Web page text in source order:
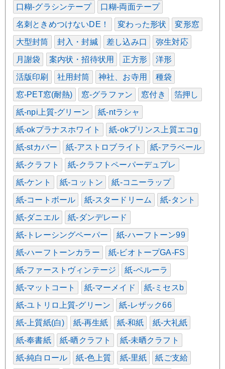
口糊-グラシンテープ 口糊-両面テープ
名刺ときめつけないDE！ 変わった形状 変形窓
大型封筒 封入・封緘 差し込み口 弥生対応
月謝袋 案内状・招待状用 正方形 洋形
活版印刷 社用封筒 神社、お寺用 種袋
窓-PET窓(耐熱) 窓-グラファン 窓付き 箔押し
紙-npi上質-グリーン 紙-ntラシャ
紙-okプラナスホワイト 紙-okプリンス上質エコg
紙-stカバー 紙-アストロブライト 紙-アラベール
紙-クラフト 紙-クラフトペーパーデュプレ
紙-ケント 紙-コットン 紙-コニーラップ
紙-コートボール 紙-スタードリーム 紙-タント
紙-ダニエル 紙-ダンデレード
紙-トレーシングペーパー 紙-ハーフトーン99
紙-ハーフトーンカラー 紙-ビオトープGA-FS
紙-ファーストヴィンテージ 紙-ペルーラ
紙-マットコート 紙-マーメイド 紙-ミセスb
紙-ユトリロ上質-グリーン 紙-レザック66
紙-上質紙(白) 紙-再生紙 紙-和紙 紙-大礼紙
紙-奉書紙 紙-晒クラフト 紙-未晒クラフト
紙-純白ロール 紙-色上質 紙-里紙 紙ご支給